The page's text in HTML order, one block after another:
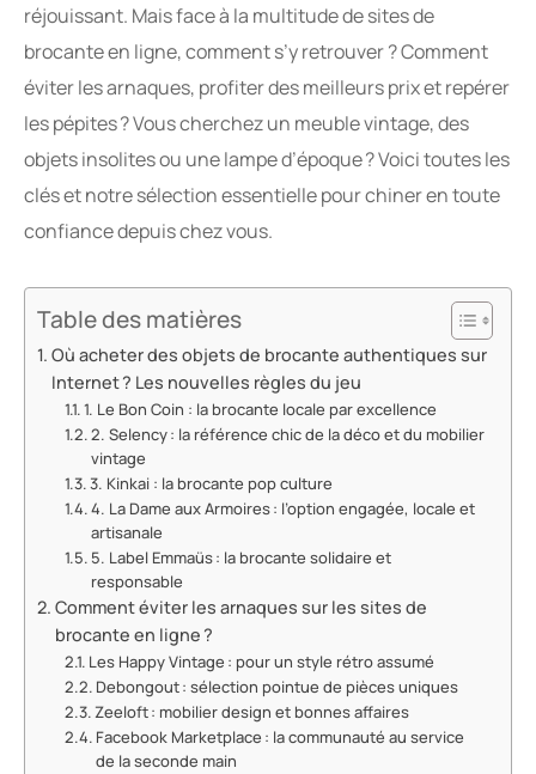
réjouissant. Mais face à la multitude de sites de
brocante en ligne, comment s’y retrouver ? Comment
éviter les arnaques, profiter des meilleurs prix et repérer
les pépites ? Vous cherchez un meuble vintage, des
objets insolites ou une lampe d’époque ? Voici toutes les
clés et notre sélection essentielle pour chiner en toute
confiance depuis chez vous.
Table des matières
Où acheter des objets de brocante authentiques sur
Internet ? Les nouvelles règles du jeu
1. Le Bon Coin : la brocante locale par excellence
2. Selency : la référence chic de la déco et du mobilier
vintage
3. Kinkai : la brocante pop culture
4. La Dame aux Armoires : l’option engagée, locale et
artisanale
5. Label Emmaüs : la brocante solidaire et
responsable
Comment éviter les arnaques sur les sites de
brocante en ligne ?
Les Happy Vintage : pour un style rétro assumé
Debongout : sélection pointue de pièces uniques
Zeeloft : mobilier design et bonnes affaires
Facebook Marketplace : la communauté au service
de la seconde main